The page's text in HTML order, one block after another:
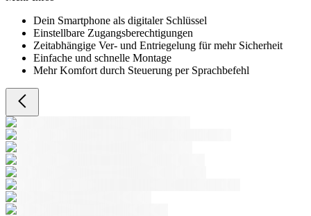
Dein Smartphone als digitaler Schlüssel
Einstellbare Zugangsberechtigungen
Zeitabhängige Ver- und Entriegelung für mehr Sicherheit
Einfache und schnelle Montage
Mehr Komfort durch Steuerung per Sprachbefehl